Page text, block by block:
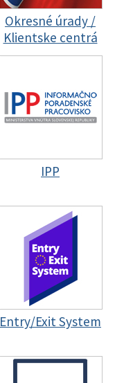
Okresné úrady /
Klientske centrá
IPP
Entry/Exit System